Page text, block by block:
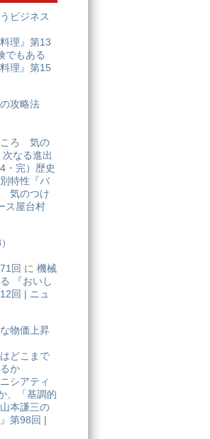
ビジネス
理』第13
でもある
理』第15
攻略法
ころ 気の
次なる進出
・完）歴史
特性『バ
気のつけ
ス屋台村
回 に 機械
『おいし
回 | ニュ
物価上昇
どこまで
か
シアティ
、「基調的
本謙三の
第98回 |